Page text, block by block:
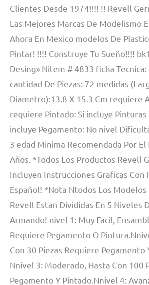
Clientes Desde 1974!!!! !! Revell
Las Mejores Marcas De Modelismo
Ahora En Mexico modelos De
Pintar! !!!! Construye Tu Sueño!!!!
Desing» Nitem # 4833 ficha Tecnica:
cantidad De Piezas: 72 medidas
Diametro):13.8 X 15.3 Cm requiere
requiere Pintado: Si incluye Pinturas
incluye Pegamento: No nivel
3 edad Minima Recomendada Por El
Años. *Todos Los Productos Revell
Incluyen Instrucciones Graficas Con
Español! *Nota Ntodos Los Modelos
Revell Estan Divididas En 5 Niveles
Armando! nivel 1: Muy Facil,
Requiere Pegamento O
Con 30 Piezas Requiere Pegamento
Nnivel 3: Moderado, Hasta Con 100
Pegamento Y Pintado.Nnivel 4: